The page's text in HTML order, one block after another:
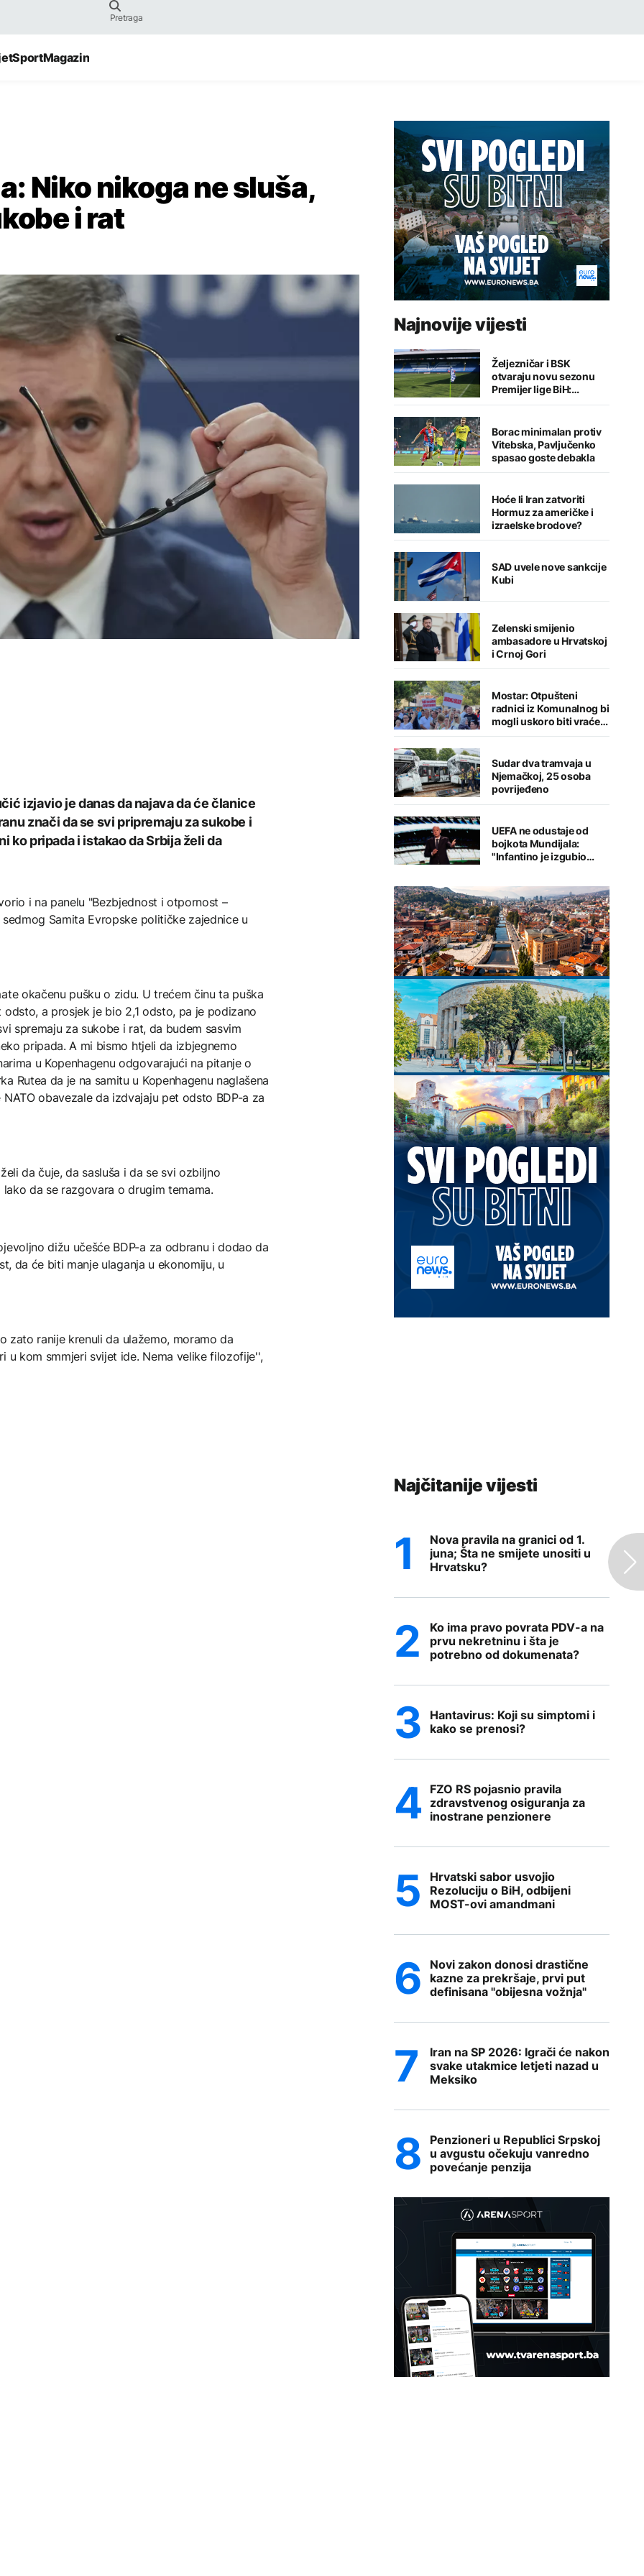
SportMagazin
Niko nikoga ne sluša,
i rat
izjavio je danas da najava da će članice
znači da se svi pripremaju za sukobe i
ko pripada i istakao da Srbija želi da
i na panelu "Bezbjednost i otpornost –
Samita Evropske političke zajednice u
okačenu pušku o zidu. U trećem činu ta puška
a prosjek je bio 2,1 odsto, pa je podizano
spremaju za sukobe i rat, da budem sasvim
pripada. A mi bismo htjeli da izbjegnemo
u Kopenhagenu odgovarajući na pitanje o
Rutea da je na samitu u Kopenhagenu naglašena
obavezale da izdvajaju pet odsto BDP-a za
da čuje, da sasluša i da se svi ozbiljno
da se razgovara o drugim temama.
dižu učešće BDP-a za odbranu i dodao da
da će biti manje ulaganja u ekonomiju, u
zato ranije krenuli da ulažemo, moramo da
u kom smmjeri svijet ide. Nema velike filozofije'',
Najnovije vijesti
Željezničar i BSK
otvaraju novu sezonu
Premijer lige BiH:
Sarajlije u problemima,
Borac minimalan protiv
Vitebska, Pavljučenko
spasao goste debakla
Hoće li Iran zatvoriti
Hormuz za američke i
izraelske brodove?
SAD uvele nove sankcije
Kubi
Zelenski smijenio
ambasadore u Hrvatskoj
i Crnoj Gori
Mostar: Otpušteni
radnici iz Komunalnog bi
mogli uskoro biti vraćeni
na posao
Sudar dva tramvaja u
Njemačkoj, 25 osoba
povrijeđeno
UEFA ne odustaje od
bojkota Mundijala:
"Infantino je izgubio
Najčitanije vijesti
Nova pravila na granici od 1.
juna; Šta ne smijete unositi u
Hrvatsku?
Ko ima pravo povrata PDV-a na
prvu nekretninu i šta je
potrebno od dokumenata?
Hantavirus: Koji su simptomi i
kako se prenosi?
FZO RS pojasnio pravila
zdravstvenog osiguranja za
inostrane penzionere
Hrvatski sabor usvojio
Rezoluciju o BiH, odbijeni
MOST-ovi amandmani
Novi zakon donosi drastične
kazne za prekršaje, prvi put
definisana "obijesna vožnja"
Iran na SP 2026: Igrači će nakon
svake utakmice letjeti nazad u
Meksiko
Penzioneri u Republici Srpskoj
u avgustu očekuju vanredno
povećanje penzija